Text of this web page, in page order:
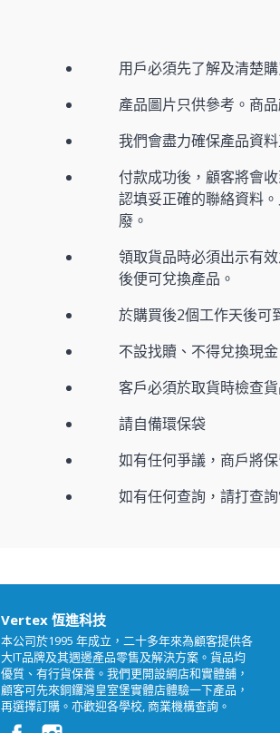
用戶必須先了解及清楚
產品圖片只供參考。商
我們會盡力確保產品資
付款成功後，顧客將會
認填妥正確的聯絡資料
廢。
領取貨品時必須出示有
後便可兌換產品。
於購買後2個工作天後可
不設找贖、不得兌換現
客戶必須於取貨時檢查
請自備環保袋
如有任何爭議，商戶將
如有任何查詢，請打查
Vertex 恆進科技
本公司於1995 年成立，二十多年來為顧客提供各
大IT品牌及其週邊產品零售及解決方案。貨品均
優質、有行貨保養。我們更開設網店和實體舖，
顧客可先來銅鑼灣皇室堡實體店體驗一下產品，
再選擇訂購。亦歡迎各學校, 商業機構查詢。